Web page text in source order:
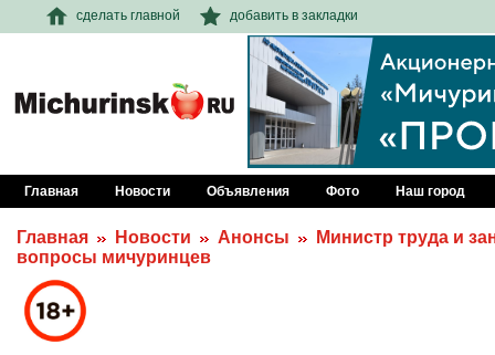
сделать главной добавить в закладки
Главная Новости Объявления Фото Наш город
Главная Новости Анонсы
Министр труда и
вопросы мичуринцев